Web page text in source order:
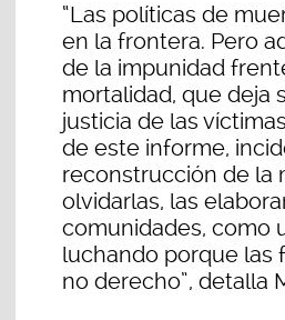
“Las políticas de
en la frontera. Pero
de la impunidad
mortalidad, que deja
justicia de las
de este informe,
reconstrucción de la
olvidarlas, las
comunidades, como
luchando porque las
no derecho”, detalla